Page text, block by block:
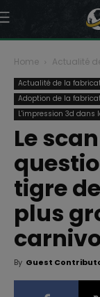
Home Actualité
Actualité de la
Adoption de la
L'impression 3d dans
Le
tigre
plus
By Guest